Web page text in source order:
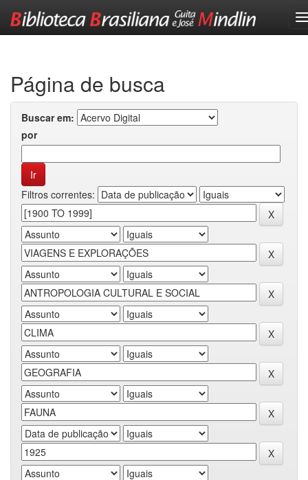
Página de busca
Buscar em:
por
Filtros correntes: